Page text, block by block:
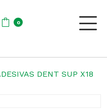
0
DENT SUP X18